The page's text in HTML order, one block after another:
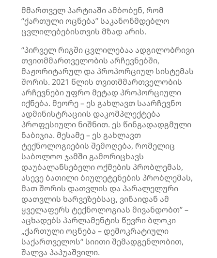
მმართველ პარტიაში ამბობენ, რომ
“ქართული ოცნება” საკანონმდებლო
ცვლილებებისთვის მზად არის.
“პირველ რიგში ცვლილებაა ადგილობრივი
თვითმმართველობის არჩევნებში,
მაჟორიტარულ და პროპორციულ სისტემას
შორის. 2021 წლის თვითმმართველობის
არჩევნები უფრო მეტად პროპორციული
იქნება. მეორე – ეს გახლავთ საარჩევნო
ადმინისტრაციის დაკომპლექტება
პროფესიული ნიშნით. ეს წინგადადგმული
ნაბიჯია. მესამე – ეს გახლავთ
ტექნოლოგიების შემოღება, რომელიც
საბოლოო ჯამში გამორიცხავს
დაუბალანსებელი ოქმების პრობლემას,
ასევე ბათილი ბიულეტენების პრობლემას,
მათ შორის დათვლის და პარალელური
დათვლის ხარვეზებსაც, ვინაიდან ამ
ყველაფერს ტექნოლოგიას მივანდობთ” –
აცხადებს პარლამენტის წევრი ბლოკი
„ქართული ოცნება – დემოკრატიული
საქართველოს“ სიითი შემადგენლობით,
შალვა პაპუაშვილი.